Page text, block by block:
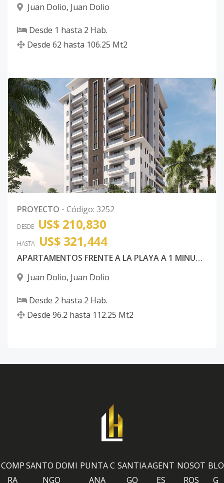
Juan Dolio, Juan Dolio
Desde 1 hasta 2 Hab.
Desde 62 hasta 106.25 Mt2
PROYECTO - Código: 3252
DESDE US$ 210,830
HASTA US$ 321,444
APARTAMENTOS FRENTE A LA PLAYA A 1 MINUTO WALKING DISTANCE
Juan Dolio, Juan Dolio
Desde 2 hasta 2 Hab.
Desde 96.2 hasta 112.25 Mt2
COMP
RA
SANTO DOMI
NGO
PUNTA C
ANA
SANTIA
GO
AGENT
ES
NOSOT
ROS
BLO
G